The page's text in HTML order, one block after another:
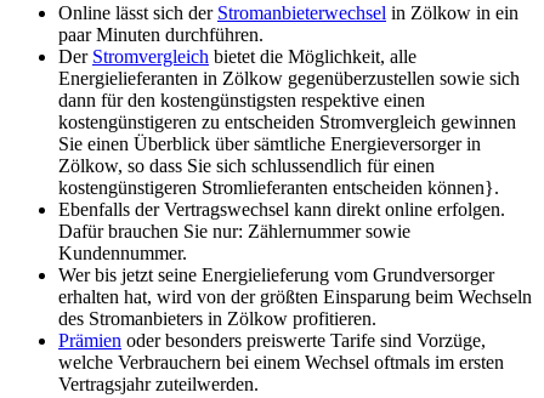
Online lässt sich der Stromanbieterwechsel in Zölkow in ein
paar Minuten durchführen.
Der Stromvergleich bietet die Möglichkeit, alle
Energielieferanten in Zölkow gegenüberzustellen sowie sich
dann für den kostengünstigsten respektive einen
kostengünstigeren zu entscheiden Stromvergleich gewinnen
Sie einen Überblick über sämtliche Energieversorger in
Zölkow, so dass Sie sich schlussendlich für einen
kostengünstigeren Stromlieferanten entscheiden können}.
Ebenfalls der Vertragswechsel kann direkt online erfolgen.
Dafür brauchen Sie nur: Zählernummer sowie
Kundennummer.
Wer bis jetzt seine Energielieferung vom Grundversorger
erhalten hat, wird von der größten Einsparung beim Wechseln
des Stromanbieters in Zölkow profitieren.
Prämien oder besonders preiswerte Tarife sind Vorzüge,
welche Verbrauchern bei einem Wechsel oftmals im ersten
Vertragsjahr zuteilwerden.